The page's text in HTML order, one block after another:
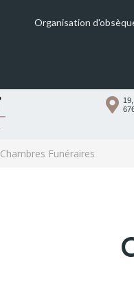
Organisation
Chambres Funéraires